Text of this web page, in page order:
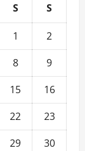
S S
1
2
8
9
15
16
22
23
29
30